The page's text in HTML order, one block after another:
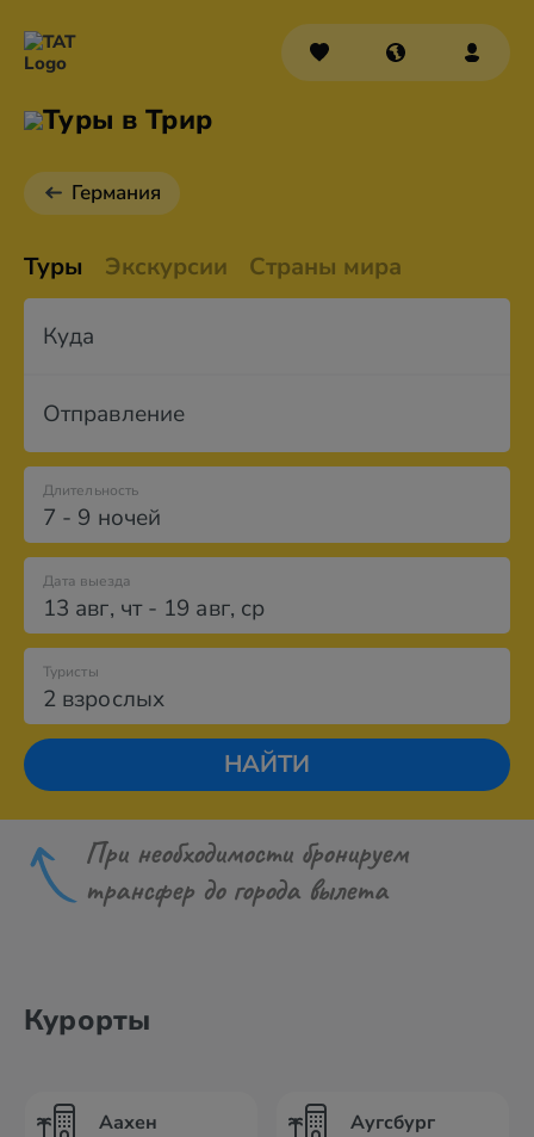
Туры в Трир
Германия
Туры Экскурсии Страны мира
Куда
Отправление
7 - 9 ночей
Длительность
Дата выезда
13 авг, чт- 19 авг, ср
2 взрослых
Туристы
НАЙТИ
При необходимости бронируем
трансфер до города вылета
Курорты
Аахен Аугсбург